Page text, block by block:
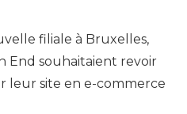
filiale à Bruxelles,
End souhaitaient revoir
leur site en e-commerce